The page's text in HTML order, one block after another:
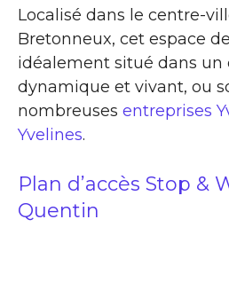
Localisé dans le centre-
Bretonneux, cet espace
idéalement situé dans un
dynamique et vivant, ou
nombreuses entreprises
Yvelines.
Plan d’accès Stop &
Quentin